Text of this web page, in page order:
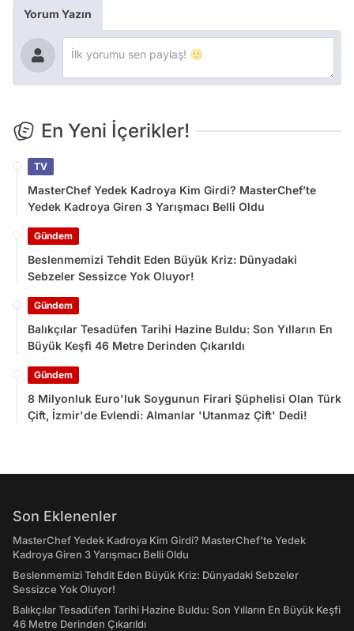
Yorum Yazın
En Yeni İçerikler!
TV
MasterChef Yedek Kadroya Kim Girdi? MasterChef’te
Yedek Kadroya Giren 3 Yarışmacı Belli Oldu
Gündem
Beslenmemizi Tehdit Eden Büyük Kriz: Dünyadaki
Sebzeler Sessizce Yok Oluyor!
Gündem
Balıkçılar Tesadüfen Tarihi Hazine Buldu: Son Yılların En
Büyük Keşfi 46 Metre Derinden Çıkarıldı
Gündem
8 Milyonluk Euro'luk Soygunun Firari Şüphelisi Olan Türk
Çift, İzmir'de Evlendi: Almanlar 'Utanmaz Çift' Dedi!
Son Eklenenler
MasterChef Yedek Kadroya Kim Girdi? MasterChef’te Yedek
Kadroya Giren 3 Yarışmacı Belli Oldu
Beslenmemizi Tehdit Eden Büyük Kriz: Dünyadaki Sebzeler
Sessizce Yok Oluyor!
Balıkçılar Tesadüfen Tarihi Hazine Buldu: Son Yılların En Büyük Keşfi
46 Metre Derinden Çıkarıldı